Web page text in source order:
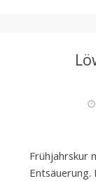
Frühjahrskur
Entsäuerung.